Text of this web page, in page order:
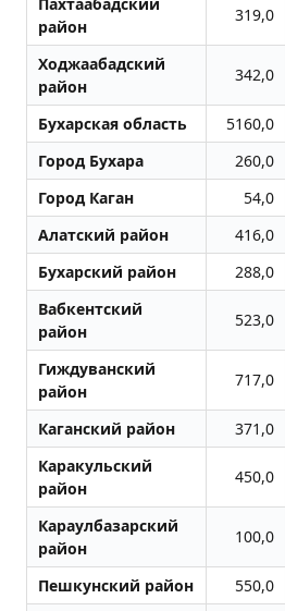
район
319,0
Ходжаабадский
район
342,0
Бухарская область 5160,0
Город Бухара
260,0
Город Каган
54,0
Алатский район
416,0
Бухарский район
288,0
Вабкентский
район
523,0
Гиждуванский
район
717,0
Каганский район 371,0
Каракульский
район
450,0
Караулбазарский
район
100,0
Пешкунский район 550,0